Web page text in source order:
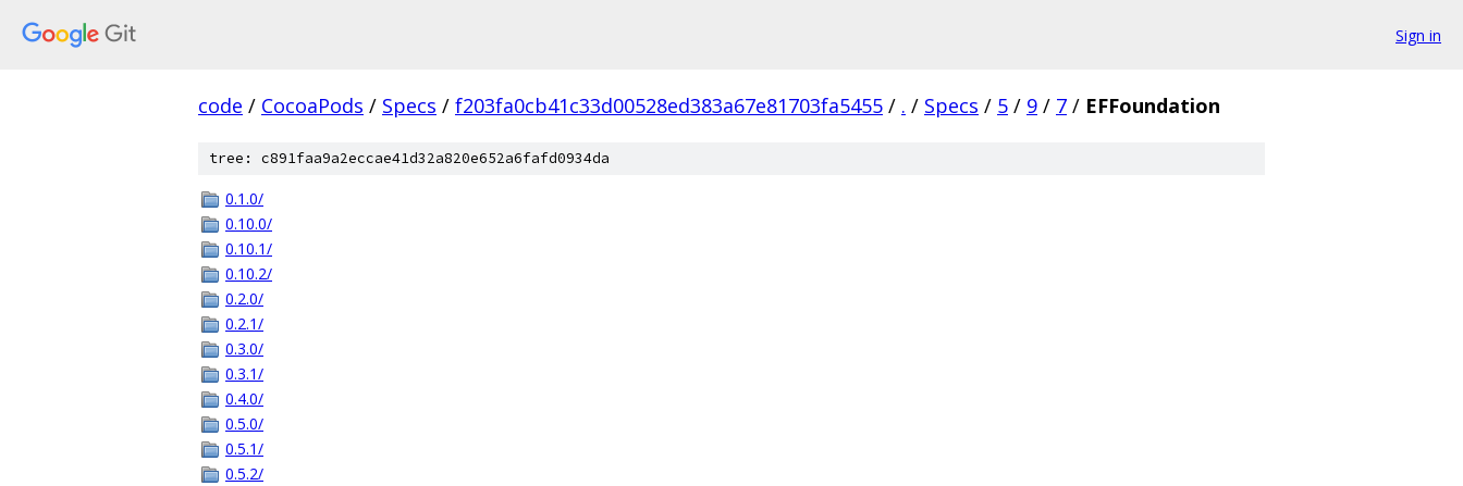
Sign in
code / CocoaPods / Specs / f203fa0cb41c33d00528ed383a67e81703fa5455 / . / Specs / 5 / 9 / 7 / EFFoundation
tree: c891faa9a2eccae41d32a820e652a6fafd0934da
0.1.0/
0.10.0/
0.10.1/
0.10.2/
0.2.0/
0.2.1/
0.3.0/
0.3.1/
0.4.0/
0.5.0/
0.5.1/
0.5.2/